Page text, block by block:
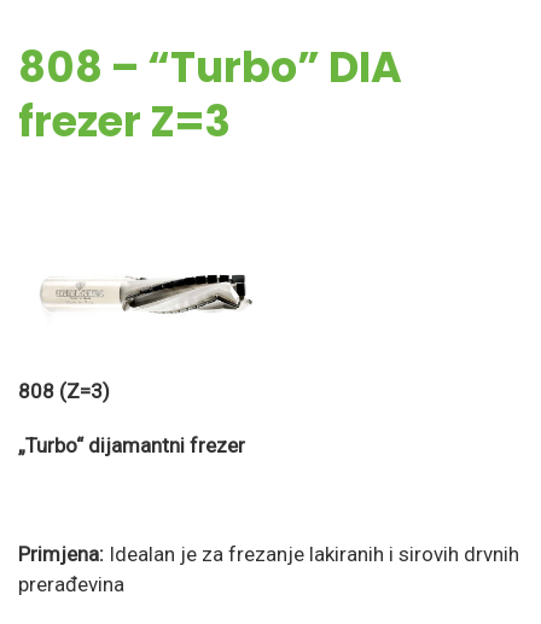
808 – “Turbo” DIA
frezer Z=3
808 (Z=3)
„Turbo“ dijamantni frezer
Primjena: Idealan je za frezanje lakiranih i sirovih drvnih
prerađevina